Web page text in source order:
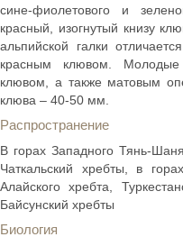
сине-фиолетового и
красный, изогнутый книзу
альпийской галки
красным клювом.
клювом, а также матовым
клюва – 40-50 мм.
Распространение
В горах Западного Тянь-
Чаткальский хребты, в
Алайского хребта,
Байсунский хребты
Биология